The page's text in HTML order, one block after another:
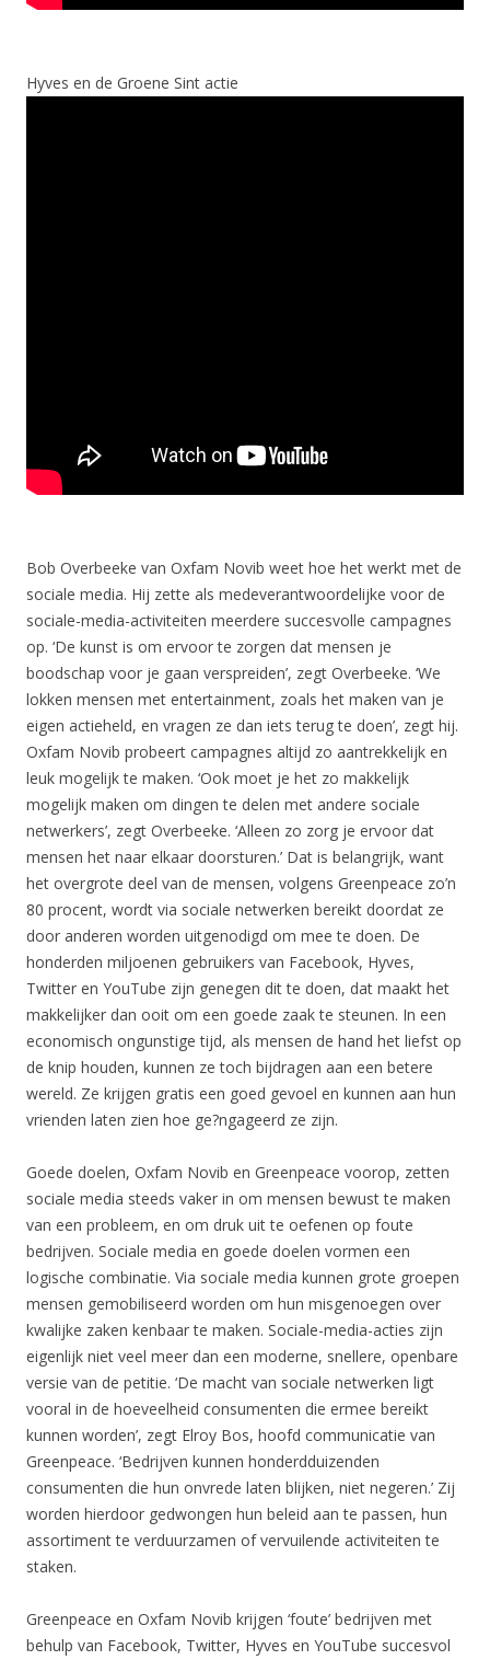
Hyves en de Groene Sint actie
Bob Overbeeke van Oxfam Novib weet hoe het werkt met de
sociale media. Hij zette als medeverantwoordelijke voor de
sociale-media-activiteiten meerdere succesvolle campagnes
op. ‘De kunst is om ervoor te zorgen dat mensen je
boodschap voor je gaan verspreiden’, zegt Overbeeke. ‘We
lokken mensen met entertainment, zoals het maken van je
eigen actieheld, en vragen ze dan iets terug te doen’, zegt hij.
Oxfam Novib probeert campagnes altijd zo aantrekkelijk en
leuk mogelijk te maken. ‘Ook moet je het zo makkelijk
mogelijk maken om dingen te delen met andere sociale
netwerkers’, zegt Overbeeke. ‘Alleen zo zorg je ervoor dat
mensen het naar elkaar doorsturen.’ Dat is belangrijk, want
het overgrote deel van de mensen, volgens Greenpeace zo’n
80 procent, wordt via sociale netwerken bereikt doordat ze
door anderen worden uitgenodigd om mee te doen. De
honderden miljoenen gebruikers van Facebook, Hyves,
Twitter en YouTube zijn genegen dit te doen, dat maakt het
makkelijker dan ooit om een goede zaak te steunen. In een
economisch ongunstige tijd, als mensen de hand het liefst op
de knip houden, kunnen ze toch bijdragen aan een betere
wereld. Ze krijgen gratis een goed gevoel en kunnen aan hun
vrienden laten zien hoe ge?ngageerd ze zijn.
Goede doelen, Oxfam Novib en Greenpeace voorop, zetten
sociale media steeds vaker in om mensen bewust te maken
van een probleem, en om druk uit te oefenen op foute
bedrijven. Sociale media en goede doelen vormen een
logische combinatie. Via sociale media kunnen grote groepen
mensen gemobiliseerd worden om hun misgenoegen over
kwalijke zaken kenbaar te maken. Sociale-media-acties zijn
eigenlijk niet veel meer dan een moderne, snellere, openbare
versie van de petitie. ‘De macht van sociale netwerken ligt
vooral in de hoeveelheid consumenten die ermee bereikt
kunnen worden’, zegt Elroy Bos, hoofd communicatie van
Greenpeace. ‘Bedrijven kunnen honderdduizenden
consumenten die hun onvrede laten blijken, niet negeren.’ Zij
worden hierdoor gedwongen hun beleid aan te passen, hun
assortiment te verduurzamen of vervuilende activiteiten te
staken.
Greenpeace en Oxfam Novib krijgen ‘foute’ bedrijven met
behulp van Facebook, Twitter, Hyves en YouTube succesvol